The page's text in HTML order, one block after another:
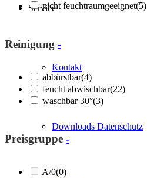
Service
Kontakt
Downloads Datenschutz
nicht feuchtraumgeeignet(5)
Reinigung -
abbürstbar(4)
feucht abwischbar(22)
waschbar 30°(3)
Preisgruppe -
A/0(0)